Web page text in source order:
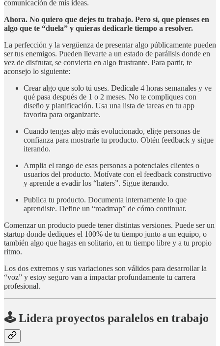
comunicación de mis ideas.
Ahora. No quiero que dejes tu trabajo. Pero sí, que pienses en
algo que te “duela” y quieras dedicarle tiempo a resolver.
La perfección y la vergüenza de presentar algo públicamente pueden
ser tus enemigos. Pueden llevarte a un estado de parálisis donde en
vez de disfrutar, se convierta en algo frustrante. Para partir, te
aconsejo lo siguiente:
Crear algo que solo tú uses. Dedícale 4 horas semanales y ve
qué pasa después de 1 o 2 meses. No te compliques con
diseño y planificación. Usa una lista de tareas en tu app
favorita para organizarte.
Cuando tengas algo más evolucionado, elige personas de
confianza para mostrarle tu producto. Obtén feedback y sigue
iterando.
Amplia el rango de esas personas a potenciales clientes o
usuarios del producto. Motívate con el feedback constructivo
y aprende a evadir los “haters”. Sigue iterando.
Publica tu producto. Documenta internamente lo que
aprendiste. Define un “roadmap” de cómo continuar.
Comenzar un producto puede tener distintas versiones. Puede ser un
startup donde dediques el 100% de tu tiempo junto a un equipo, o
también algo que hagas en solitario, en tu tiempo libre y a tu propio
ritmo.
Los dos extremos y sus variaciones son válidos para desarrollar la
“voz” y estoy seguro van a impactar profundamente tu carrera
profesional.
🕹 Lidera proyectos paralelos en trabajo